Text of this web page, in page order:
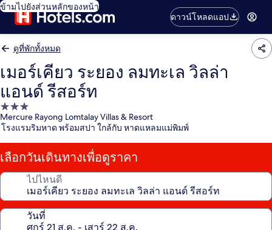
ข้ามไปยังส่วนหลักของหน้า
ดาวน์โหลดแอป
ดูที่พักทั้งหมด
เมอร์เคียว ระยอง ลมทะเล วิลล่า
แอนด์ รีสอร์ท
ที่พัก
3.0
Mercure Rayong Lomtalay Villas & Resort
โรงแรมริมหาด พร้อมสปา ใกล้กับ หาดแหลมแม่พิมพ์
เลือกวันเดินทางเพื่อดูราคา
ไปไหนดี
วันที่